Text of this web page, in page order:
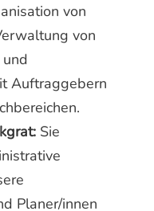
von
von
Auftraggebern
Sie
Planer/innen